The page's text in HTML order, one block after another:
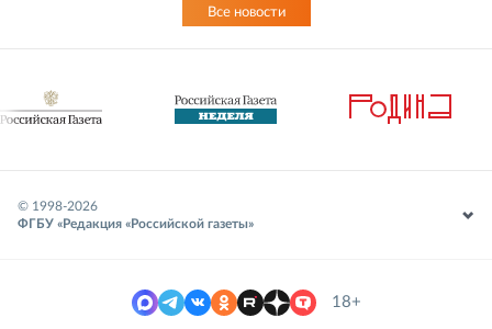
Все новости
© 1998-2026
ФГБУ «Редакция «Российской газеты»
18+